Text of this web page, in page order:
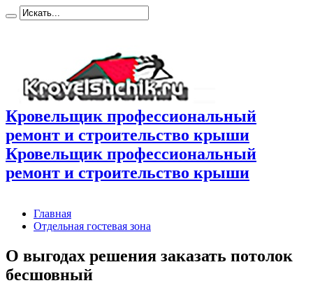
Кровельщик профессиональный
ремонт и строительство крыши
Кровельщик профессиональный
ремонт и строительство крыши
Главная
Отдельная гостевая зона
О выгодах решения заказать потолок
бесшовный